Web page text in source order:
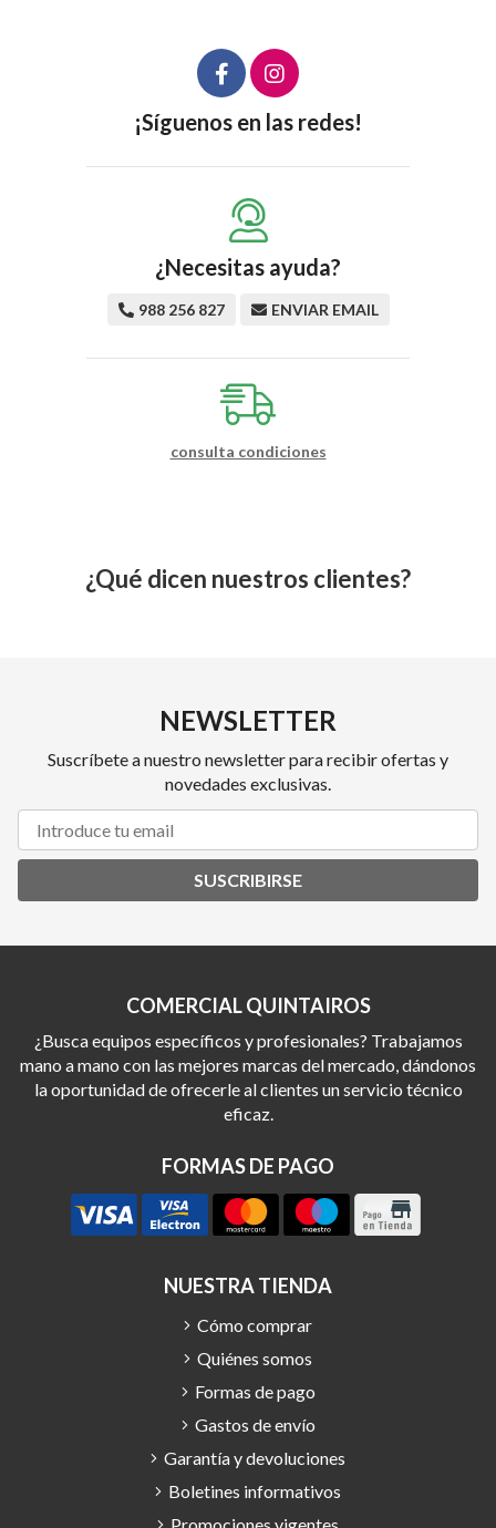
¡Síguenos en las redes!
¿Necesitas ayuda?
988 256 827 ENVIAR EMAIL
consulta condiciones
¿Qué dicen nuestros clientes?
NEWSLETTER
Suscríbete a nuestro newsletter para recibir ofertas y
novedades exclusivas.
SUSCRIBIRSE
COMERCIAL QUINTAIROS
¿Busca equipos específicos y profesionales? Trabajamos
mano a mano con las mejores marcas del mercado, dándonos
la oportunidad de ofrecerle al clientes un servicio técnico
eficaz.
FORMAS DE PAGO
NUESTRA TIENDA
Cómo comprar
Quiénes somos
Formas de pago
Gastos de envío
Garantía y devoluciones
Boletines informativos
Promociones vigentes